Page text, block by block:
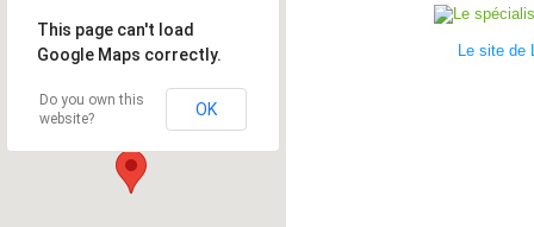
Le site de
This page can't load
Google Maps correctly.
Do you own this
website?
OK